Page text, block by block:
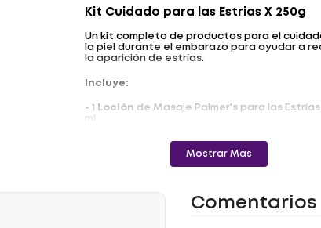
Kit Cuidado para las Estrias X 250g
Un kit completo de productos para el
la piel durante el embarazo para ayudar a
la aparición de estrías.
Incluye:
- 1 Loción de Masaje Palmer's para las Estrías
ml
Skin Therapy Oil 60ml
- 1Bálsamopara la panza - Estrias 125 grs
Mostrar Más
Comentarios